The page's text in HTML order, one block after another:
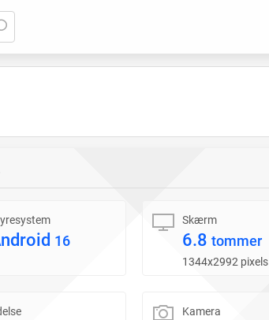
16
Skærm
6.8tommer
1344x2992 pixels
Kamera